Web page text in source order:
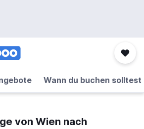
Wann du buchen solltest
von Wien nach